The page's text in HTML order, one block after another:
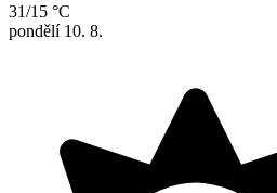
31/15 °C
pondělí 10. 8.